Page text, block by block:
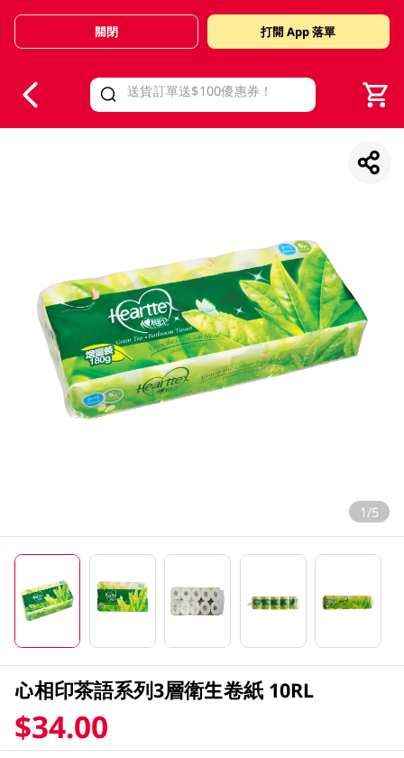
Valid Until 30 June 2026
關閉 打開 App 落單
1/5
心相印茶語系列3層衛生卷紙 10RL
$34.00